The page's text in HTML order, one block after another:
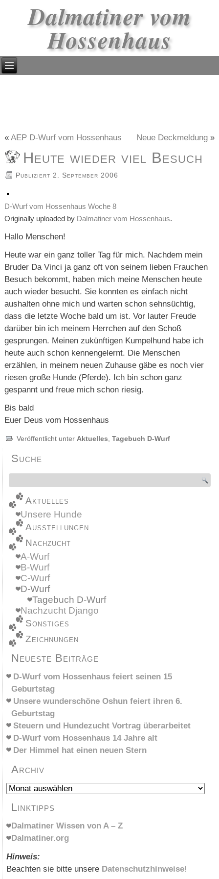
Dalmatiner vom
Hossenhaus
«AEP D-Wurf vom Hossenhaus Neue Deckmeldung»
Heute wieder viel Besuch
Publiziert 2. September 2006
D-Wurf vom Hossenhaus Woche 8
Originally uploaded by Dalmatiner vom Hossenhaus.
Hallo Menschen!
Heute war ein ganz toller Tag für mich. Nachdem mein
Bruder Da Vinci ja ganz oft von seinem lieben Frauchen
Besuch bekommt, haben mich meine Menschen heute
auch wieder besucht. Sie konnten es einfach nicht
aushalten ohne mich und warten schon sehnsüchtig,
dass die letzte Woche bald um ist. Vor lauter Freude
darüber bin ich meinem Herrchen auf den Schoß
gesprungen. Meinen zukünftigen Kumpelhund habe ich
heute auch schon kennengelernt. Die Menschen
erzählen, in meinem neuen Zuhause gäbe es noch vier
riesen große Hunde (Pferde). Ich bin schon ganz
gespannt und freue mich schon riesig.
Bis bald
Euer Deus vom Hossenhaus
Veröffentlicht unter Aktuelles,Tagebuch D-Wurf
Suche
Aktuelles
Unsere Hunde
Ausstellungen
Nachzucht
A-Wurf
B-Wurf
C-Wurf
D-Wurf
Tagebuch D-Wurf
Nachzucht Django
Sonstiges
Zeichnungen
Neueste Beiträge
D-Wurf vom Hossenhaus feiert seinen 15
Geburtstag
Unsere wunderschöne Oshun feiert ihren 6.
Geburtstag
Steuern und Hundezucht Vortrag überarbeitet
D-Wurf vom Hossenhaus 14 Jahre alt
Der Himmel hat einen neuen Stern
Archiv
Archiv
Linktipps
Dalmatiner Wissen von A – Z
Dalmatiner.org
Hinweis:
Beachten sie bitte unsere Datenschutzhinweise!